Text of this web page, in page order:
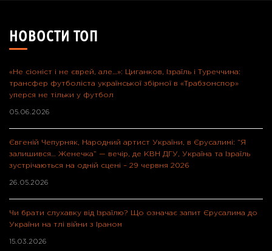
НОВОСТИ ТОП
«Не сіоніст і не єврей, але…»: Циганков, Ізраїль і Туреччина:
трансфер футболіста української збірної в «Трабзонспор»
уперся не тільки у футбол
05.06.2026
Євгеній Чепурняк, Народний артист України, в Єрусалимі: “Я
залишився… Женечка” — вечір, де КВН ДГУ, Україна та Ізраїль
зустрічаються на одній сцені – 29 червня 2026
26.05.2026
Чи брати слухавку від Ізраїлю? Що означає запит Єрусалима до
України на тлі війни з Іраном
15.03.2026